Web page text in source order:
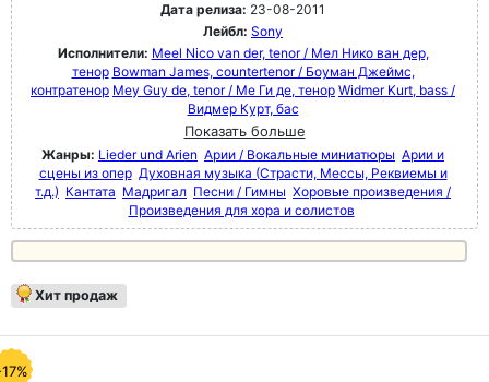
Дата релиза: 23-08-2011
Лейбл: Sony
Исполнители: Meel Nico van der, tenor / Мел Нико ван дер,
тенор Bowman James, countertenor / Боуман Джеймс,
контратенор Mey Guy de, tenor / Ме Ги де, тенор Widmer Kurt, bass /
Видмер Курт, бас
Показать больше
Жанры: Lieder und Arien Арии / Вокальные миниатюры Арии и
сцены из опер Духовная музыка (Страсти, Мессы, Реквиемы и
т.д.) Кантата Мадригал Песни / Гимны Хоровые произведения /
Произведения для хора и солистов
Хит продаж